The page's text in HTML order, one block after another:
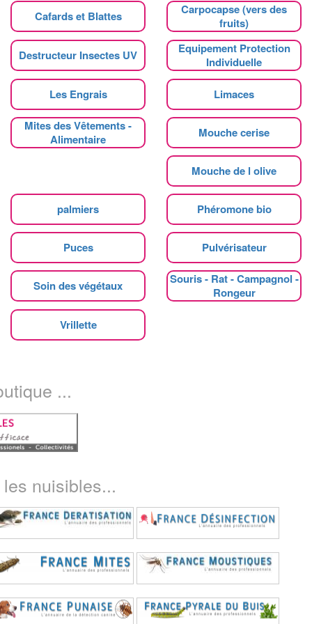
Cafards et Blattes
Carpocapse (vers des
fruits)
Destructeur Insectes UV
Equipement Protection
Individuelle
Les Engrais Limaces
Mites des Vêtements -
Alimentaire
Mouche cerise
Mouche de l olive
palmiers Phéromone bio
Puces Pulvérisateur
Soin des végétaux
Souris - Rat - Campagnol -
Rongeur
Vrillette
...
nuisibles...